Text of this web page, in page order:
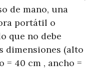
de mano, una
portátil o
que no debe
dimensiones (alto
= 40 cm , ancho =